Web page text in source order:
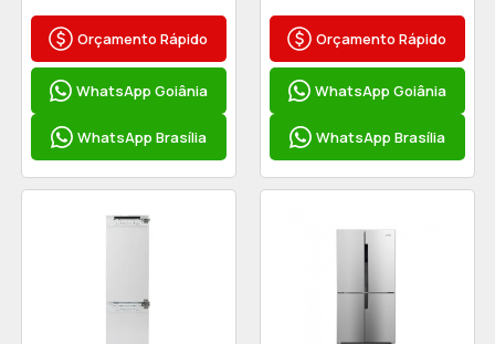
Orçamento Rápido
WhatsApp Goiânia
WhatsApp Brasília
Orçamento Rápido
WhatsApp Goiânia
WhatsApp Brasília